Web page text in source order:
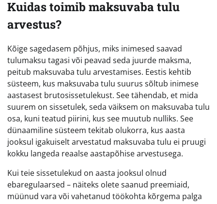
Kuidas toimib maksuvaba tulu
arvestus?
Kõige sagedasem põhjus, miks inimesed saavad
tulumaksu tagasi või peavad seda juurde maksma,
peitub maksuvaba tulu arvestamises. Eestis kehtib
süsteem, kus maksuvaba tulu suurus sõltub inimese
aastasest brutosissetulekust. See tähendab, et mida
suurem on sissetulek, seda väiksem on maksuvaba tulu
osa, kuni teatud piirini, kus see muutub nulliks. See
dünaamiline süsteem tekitab olukorra, kus aasta
jooksul igakuiselt arvestatud maksuvaba tulu ei pruugi
kokku langeda reaalse aastapõhise arvestusega.
Kui teie sissetulekud on aasta jooksul olnud
ebaregulaarsed – näiteks olete saanud preemiaid,
müünud vara või vahetanud töökohta kõrgema palga